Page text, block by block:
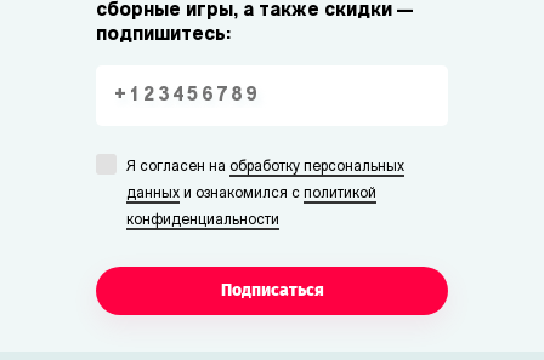
сборные игры, а также скидки —
подпишитесь:
Я согласен на обработку персональных
данных и ознакомился с политикой
конфиденциальности
Подписаться